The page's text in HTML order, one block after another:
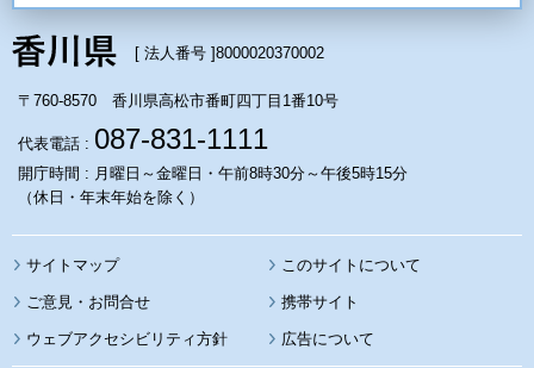
[ 法人番号 ]8000020370002
〒760-8570 香川県高松市番町四丁目1番10号
代表電話 : 087-831-1111
開庁時間 : 月曜日～金曜日・午前8時30分～午後5時15分
（休日・年末年始を除く）
サイトマップ このサイトについて
携帯サイト
ウェブアクセシビリティ方針 広告について